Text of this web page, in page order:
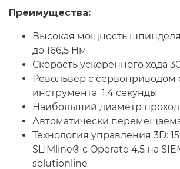
Преимущества:
Высокая мощность
до 166,5 Нм
Скорость ускоренного хода
Револьвер с
инструмента 1,4 секунды
Наибольший диаметр
Автоматически
Технология управления 3D:
SLIMline® с Operate 4.5 на
solutionline